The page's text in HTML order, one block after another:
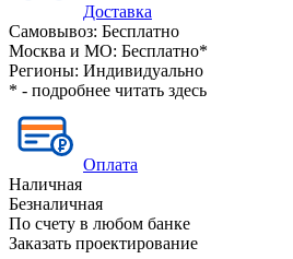
Доставка
Самовывоз: Бесплатно
Москва и МО: Бесплатно*
Регионы: Индивидуально
* - подробнее читать здесь
Оплата
Наличная
Безналичная
По счету в любом банке
Заказать проектирование